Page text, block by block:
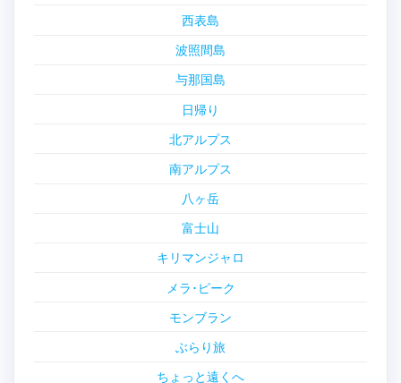
西表島
波照間島
与那国島
日帰り
北アルプス
南アルプス
八ヶ岳
富士山
キリマンジャロ
メラ･ピーク
モンブラン
ぶらり旅
ちょっと遠くへ